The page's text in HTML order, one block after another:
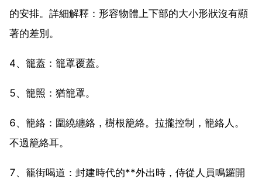
的安排。詳細解釋：形容物體上下部的大小形狀沒有顯
著的差別。
4、籠蓋：籠罩覆蓋。
5、籠照：猶籠罩。
6、籠絡：圍繞纏絡，樹根籠絡。拉攏控制，籠絡人。
不過籠絡耳。
7、籠街喝道：封建時代的**外出時，侍從人員鳴鑼開